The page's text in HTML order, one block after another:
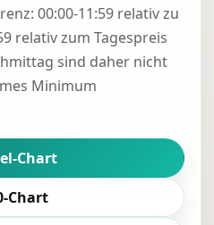
00:00-11:59 relativ zu
relativ zum Tagespreis
sind daher nicht
Minimum
Chart
Chart